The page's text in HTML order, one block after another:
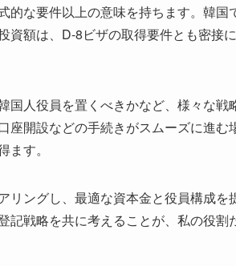
な要件以上の意味を持ちます。韓
額は、D-8ビザの取得要件とも密接
国人役員を置くべきかなど、様々な
開設などの手続きがスムーズに進
す。
ングし、最適な資本金と役員構成
戦略を共に考えることが、私の役割